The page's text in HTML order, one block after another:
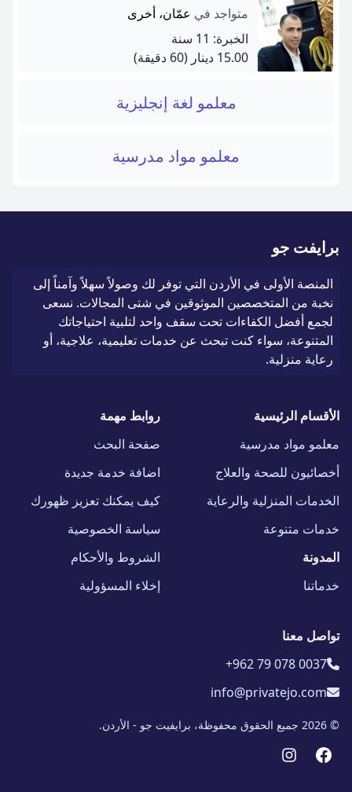
متواجد في عمّان، أخرى
الخبرة: 11 سنة
15.00 دينار
(60 دقيقة)
معلمو لغة إنجليزية
معلمو مواد مدرسية
برايفت جو
المنصة الأولى في الأردن التي توفر لك وصولاً سهلاً وآمناً إلى
نخبة من المتخصصين الموثوقين في شتى المجالات. نسعى
لجمع أفضل الكفاءات تحت سقف واحد لتلبية احتياجاتك
المتنوعة، سواء كنت تبحث عن خدمات تعليمية، علاجية، أو
رعاية منزلية.
الأقسام الرئيسية
معلمو مواد مدرسية
أخصائيون للصحة والعلاج
الخدمات المنزلية والرعاية
خدمات متنوعة
المدونة
خدماتنا
روابط مهمة
صفحة البحث
اضافة خدمة جديدة
كيف يمكنك تعزيز ظهورك
سياسة الخصوصية
الشروط والأحكام
إخلاء المسؤولية
تواصل معنا
+962 79 078 0037
info@privatejo.com
© 2026 جميع الحقوق محفوظة، برايفيت جو - الأردن.